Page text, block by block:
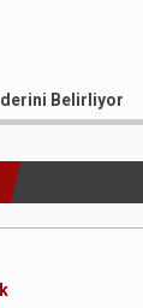
Belirliyor